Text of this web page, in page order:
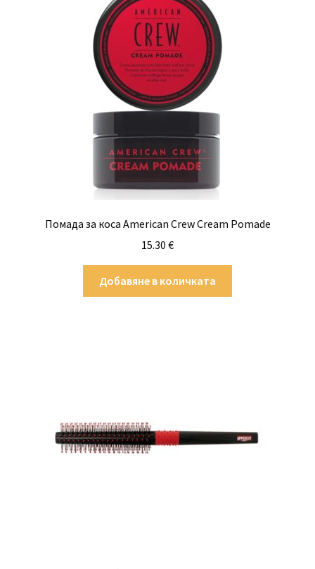
Помада за коса American Crew Cream Pomade
15.30 €
Добавяне в количката